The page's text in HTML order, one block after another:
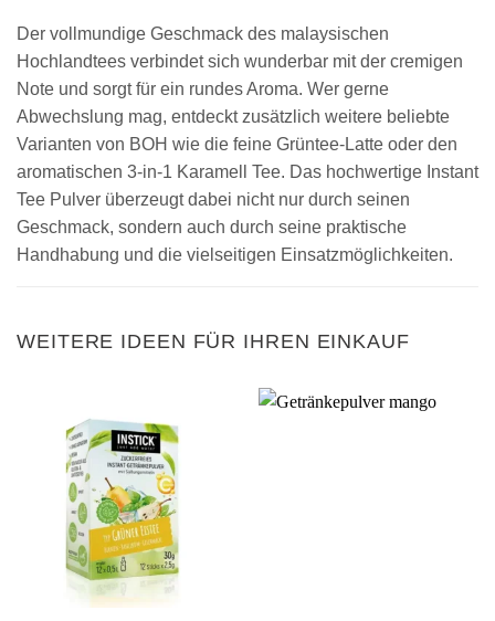
Der vollmundige Geschmack des malaysischen
Hochlandtees verbindet sich wunderbar mit der cremigen
Note und sorgt für ein rundes Aroma. Wer gerne
Abwechslung mag, entdeckt zusätzlich weitere beliebte
Varianten von BOH wie die feine Grüntee-Latte oder den
aromatischen 3-in-1 Karamell Tee. Das hochwertige Instant
Tee Pulver überzeugt dabei nicht nur durch seinen
Geschmack, sondern auch durch seine praktische
Handhabung und die vielseitigen Einsatzmöglichkeiten.
WEITERE IDEEN FÜR IHREN EINKAUF